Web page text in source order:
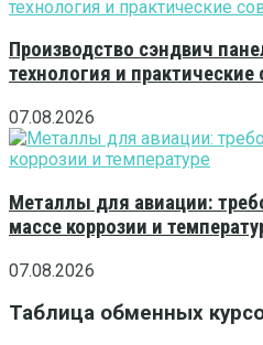
Производство сэндвич
технология и практические
07.08.2026
Металлы для авиации:
массе коррозии и
07.08.2026
Таблица обменных